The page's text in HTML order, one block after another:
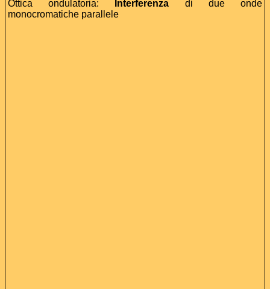
Ottica ondulatoria: Interferenza di due onde
monocromatiche parallele